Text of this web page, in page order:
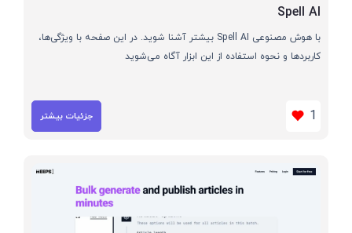
Spell AI
با هوش مصنوعی Spell AI بیشتر آشنا شوید. در این صفحه با ویژگی‌ها،
کاربردها و نحوه استفاده از این ابزار آگاه می‌شوید
1 جزئیات بیشتر